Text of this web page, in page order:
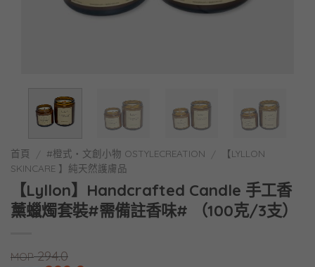
首頁 / #橙式・文創小物 OSTYLECREATION /
【LYLLON
SKINCARE 】純天然護膚品
【Lyllon】Handcrafted Candle 手工香
薰蠟燭套裝#需備註香味# （100克/3支）
MOP294.0